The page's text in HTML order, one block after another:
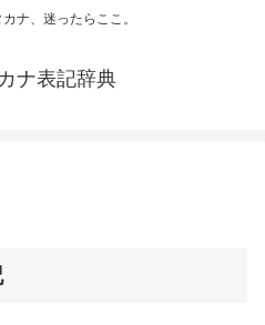
ナ、迷ったらここ。
ナ表記辞典